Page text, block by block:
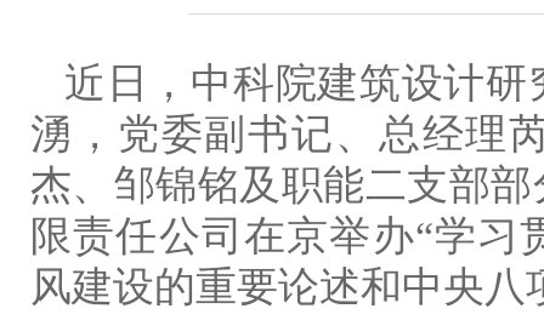
近日，中科院建筑设计
湧，党委副书记、总经理
杰、邹锦铭及职能二支部
限责任公司在京举办“学
风建设的重要论述和中央